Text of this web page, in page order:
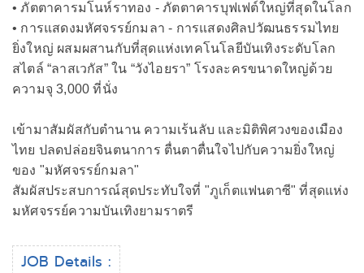
• ภัตตาคารมโนห์ราทอง - ภัตตาคารบุฟเฟต์ใหญ่ที่สุดในโลก
• การแสดงมหัศจรรย์กมลา - การแสดงศิลปวัฒนธรรมไทย
ยิ่งใหญ่ ผสมผสานกับที่สุดแห่งเทคโนโลยีบันเทิงระดับโลก
สไตล์ “ลาสเวกัส” ใน “วังไอยรา” โรงละครขนาดใหญ่ด้วย
ความจุ 3,000 ที่นั่ง
เข้ามาสัมผัสกับตำนาน ความเร้นลับ และมิติพิศวงของเมือง
ไทย ปลดปล่อยจินตนาการ ตื่นตาตื่นใจไปกับความยิ่งใหญ่
ของ "มหัศจรรย์กมลา"
สัมผัสประสบการณ์สุดประทับใจที่ "ภูเก็ตแฟนตาซี" ที่สุดแห่ง
มหัศจรรย์ความบันเทิงยามราตรี
JOB Details :